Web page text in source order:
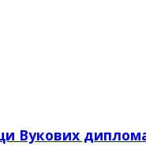
Вукових